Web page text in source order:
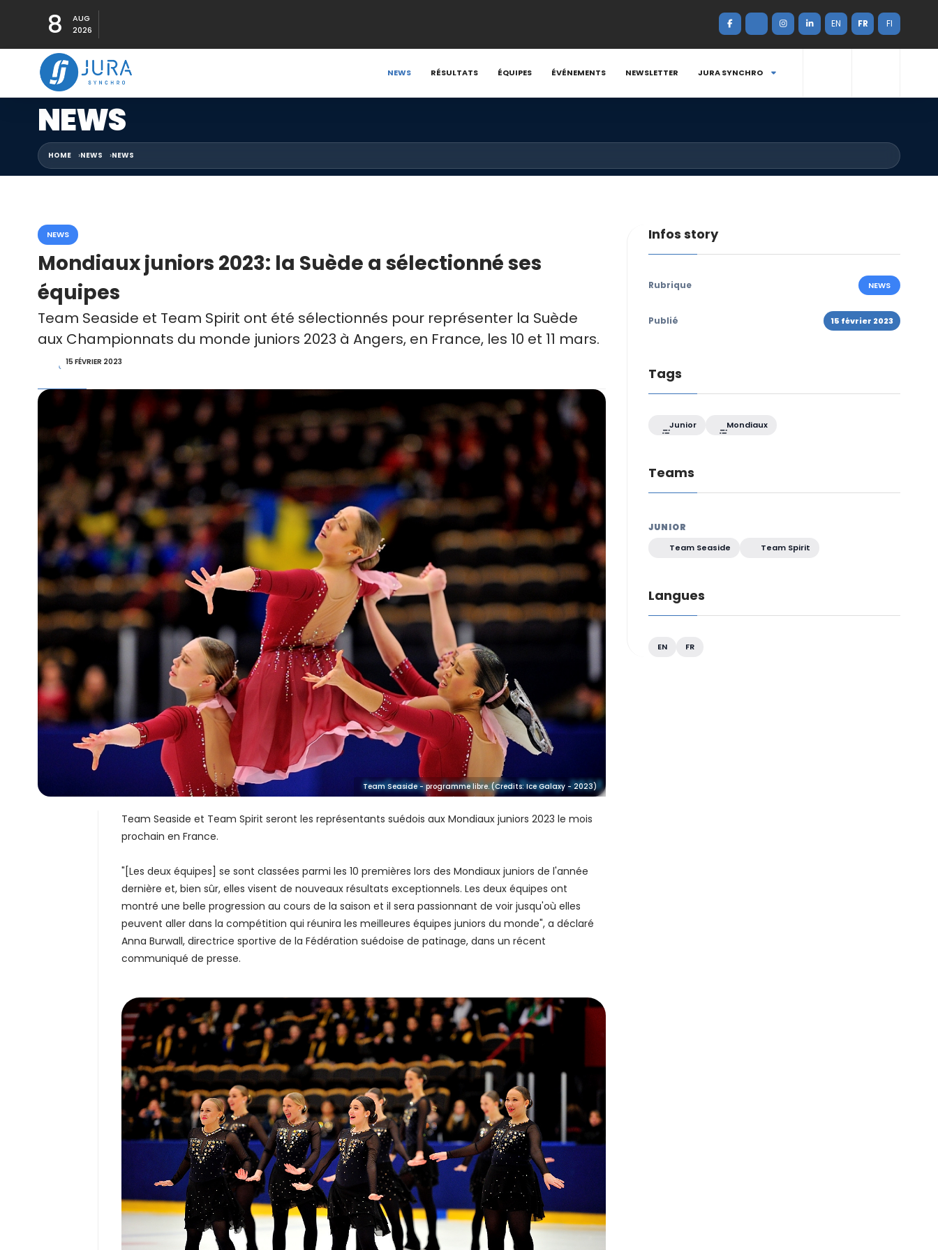
8
AUG
2026
EN FR FI
NEWS RÉSULTATS ÉQUIPES ÉVÉNEMENTS NEWSLETTER JURA SYNCHRO
NEWS
HOME NEWS NEWS
NEWS
Mondiaux juniors 2023: la Suède a sélectionné ses
équipes
Team Seaside et Team Spirit ont été sélectionnés pour représenter la Suède
aux Championnats du monde juniors 2023 à Angers, en France, les 10 et 11 mars.
15 FÉVRIER 2023
Team Seaside - programme libre. (Credits: Ice Galaxy - 2023)
Team Seaside et Team Spirit seront les représentants suédois aux Mondiaux juniors 2023 le mois
prochain en France.
"[Les deux équipes] se sont classées parmi les 10 premières lors des Mondiaux juniors de l'année
dernière et, bien sûr, elles visent de nouveaux résultats exceptionnels. Les deux équipes ont
montré une belle progression au cours de la saison et il sera passionnant de voir jusqu'où elles
peuvent aller dans la compétition qui réunira les meilleures équipes juniors du monde", a déclaré
Anna Burwall, directrice sportive de la Fédération suédoise de patinage, dans un récent
communiqué de presse.
Infos story
Rubrique NEWS
Publié 15 février 2023
Tags
Junior Mondiaux
Teams
JUNIOR
Team Seaside Team Spirit
Langues
EN FR